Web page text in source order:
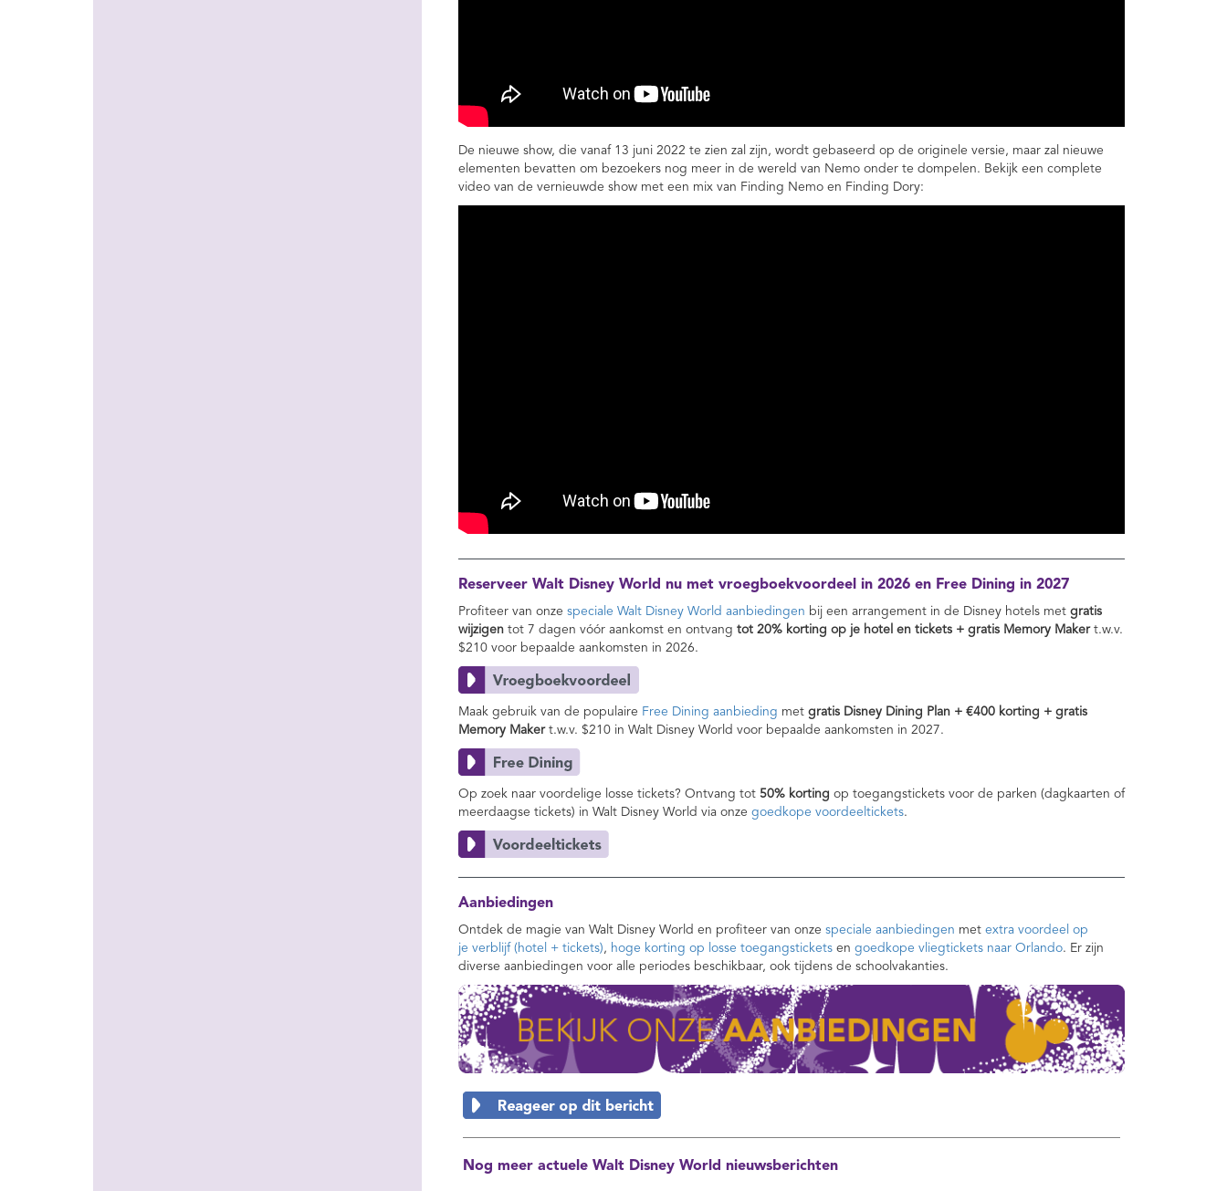
De nieuwe show, die vanaf 13 juni 2022 te zien zal zijn, wordt gebaseerd op de originele versie, maar zal nieuwe
elementen bevatten om bezoekers nog meer in de wereld van Nemo onder te dompelen. Bekijk een complete
video van de vernieuwde show met een mix van Finding Nemo en Finding Dory:
Reserveer Walt Disney World nu met vroegboekvoordeel in 2026 en Free Dining in 2027
Profiteer van onze speciale Walt Disney World aanbiedingen bij een arrangement in de Disney hotels met gratis
wijzigen tot 7 dagen vóór aankomst en ontvang tot 20% korting op je hotel en tickets + gratis Memory Maker t.w.v.
$210 voor bepaalde aankomsten in 2026.
Maak gebruik van de populaire Free Dining aanbieding met gratis Disney Dining Plan + €400 korting + gratis
Memory Makert.w.v. $210 in Walt Disney World voor bepaalde aankomsten in 2027.
Op zoek naar voordelige losse tickets? Ontvang tot 50% korting op toegangstickets voor de parken (dagkaarten of
meerdaagse tickets) in Walt Disney World via onze goedkope voordeeltickets.
Aanbiedingen
Ontdek de magie van Walt Disney World en profiteer van onze speciale aanbiedingen met extra voordeel op
je verblijf (hotel + tickets) , hoge korting op losse toegangstickets en goedkope vliegtickets naar Orlando. Er zijn
diverse aanbiedingen voor alle periodes beschikbaar, ook tijdens de schoolvakanties.
Nog meer actuele Walt Disney World nieuwsberichten